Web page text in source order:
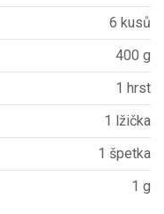
6 kusů
400 g
1 hrst
1 lžička
1 špetka
1 g